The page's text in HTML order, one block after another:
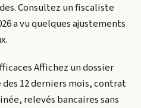
Consultez un fiscaliste
a vu quelques ajustements
Affichez un dossier
12 derniers mois, contrat
relevés bancaires sans